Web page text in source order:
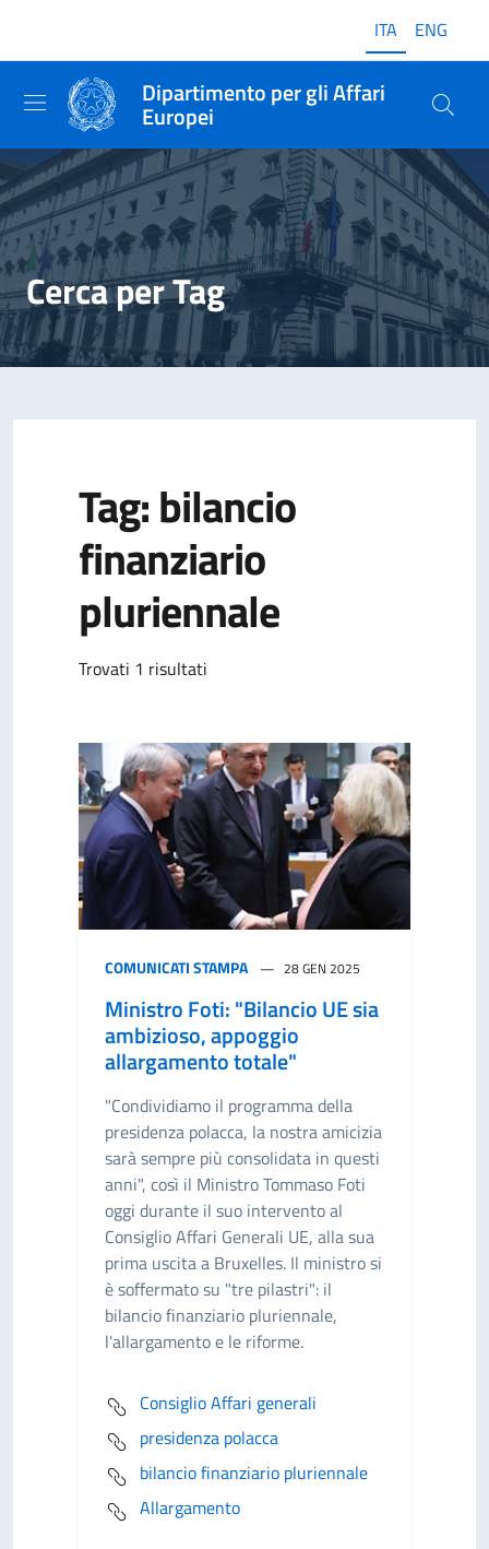
ITA ENG
Dipartimento per gli Affari
Europei
Cerca per Tag
Tag: bilancio
finanziario
pluriennale
Trovati 1 risultati
COMUNICATI STAMPA 28 GEN 2025
Ministro Foti: "Bilancio UE sia
ambizioso, appoggio
allargamento totale"
"Condividiamo il programma della
presidenza polacca, la nostra amicizia
sarà sempre più consolidata in questi
anni", così il Ministro Tommaso Foti
oggi durante il suo intervento al
Consiglio Affari Generali UE, alla sua
prima uscita a Bruxelles. Il ministro si
è soffermato su "tre pilastri": il
bilancio finanziario pluriennale,
l'allargamento e le riforme.
Consiglio Affari generali
presidenza polacca
bilancio finanziario pluriennale
Allargamento